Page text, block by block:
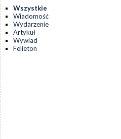
Wszystkie
Wiadomość
Wydarzenie
Artykuł
Wywiad
Felieton